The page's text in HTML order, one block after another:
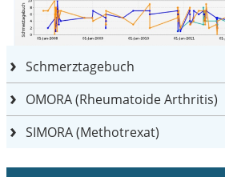
Schmerztagebuch
OMORA (Rheumatoide Arthritis)
SIMORA (Methotrexat)